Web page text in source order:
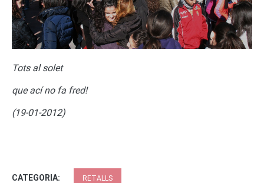
Tots al solet
que ací no fa fred!
(19-01-2012)
CATEGORIA: RETALLS